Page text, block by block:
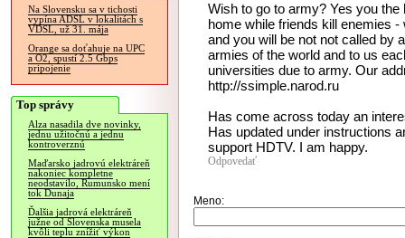
Na Slovensku sa v tichosti
vypína ADSL v lokalitách s
VDSL, už 31. mája
Orange sa doťahuje na UPC
a O2, spustí 2.5 Gbps
pripojenie
Top správy
Alza nasadila dve novinky,
jednu užitočnú a jednu
kontroverznú
Maďarsko jadrovú elektráreň
nakoniec kompletne
neodstavilo, Rumunsko mení
tok Dunaja
Ďalšia jadrová elektráreň
južne od Slovenska musela
kvôli teplu znížiť výkon
Wish to go to army? Yes you
home while friends kill enemies
and you will be not not called by
armies of the world and to us
universities due to army. Our
http://ssimple.narod.ru
Has come across today an
Has updated under instructions
support HDTV. I am happy.
Odpovedať
Meno: